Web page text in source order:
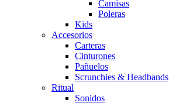
Camisas
Poleras
Kids
Accesorios
Carteras
Cinturones
Pañuelos
Scrunchies & Headbands
Ritual
Sonidos